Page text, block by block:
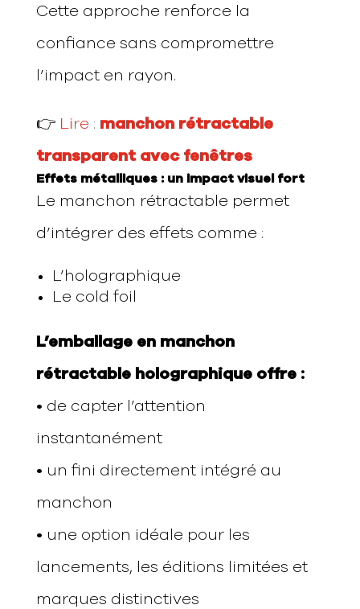
Cette approche renforce la
confiance sans compromettre
l’impact en rayon.
👉 Lire : manchon rétractable
transparent avec fenêtres
Effets métalliques : un impact visuel fort
Le manchon rétractable permet
d’intégrer des effets comme :
L’holographique
Le cold foil
L’emballage en manchon
rétractable holographique offre :
• de capter l’attention
instantanément
• un fini directement intégré au
manchon
• une option idéale pour les
lancements, les éditions limitées et
marques distinctives